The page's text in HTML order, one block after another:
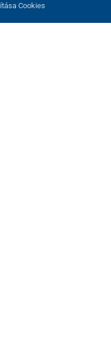
Cookies